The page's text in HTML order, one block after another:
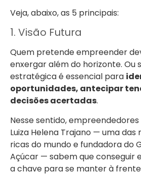
Veja, abaixo, as 5 principais:
1. Visão Futura
Quem pretende empreender
enxergar além do horizonte. Ou
estratégica é essencial para
oportunidades, antecipar
decisões acertadas.
Nesse sentido,
Luiza Helena Trajano — uma das
ricas do mundo e fundadora do
Açúcar — sabem que conseguir
a chave para se manter à